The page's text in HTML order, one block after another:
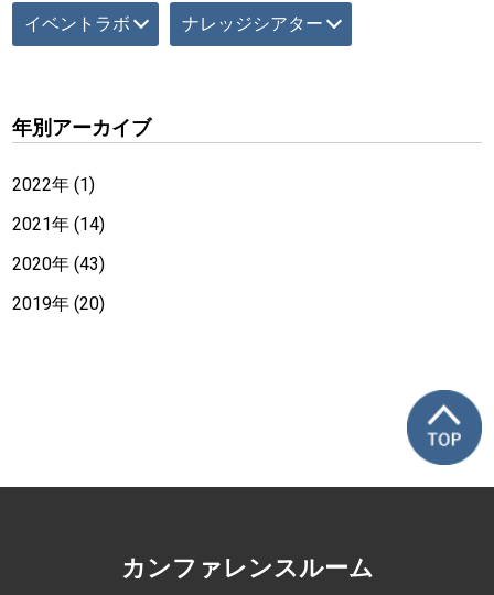
イベントラボ ナレッジシアター
年別アーカイブ
2022年 (1)
2021年 (14)
2020年 (43)
2019年 (20)
カンファレンスルーム